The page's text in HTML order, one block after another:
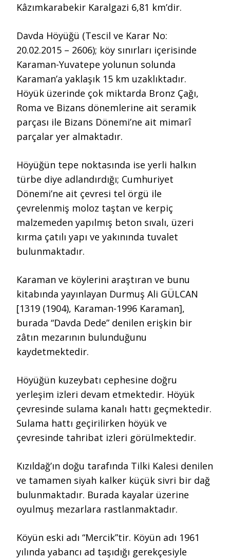
Kâzımkarabekir Karalgazi 6,81 km’dir.
Davda Höyüğü (Tescil ve Karar No:
20.02.2015 – 2606); köy sınırları içerisinde
Karaman-Yuvatepe yolunun solunda
Karaman’a yaklaşık 15 km uzaklıktadır.
Höyük üzerinde çok miktarda Bronz Çağı,
Roma ve Bizans dönemlerine ait seramik
parçası ile Bizans Dönemi’ne ait mimarî
parçalar yer almaktadır.
Höyüğün tepe noktasında ise yerli halkın
türbe diye adlandırdığı; Cumhuriyet
Dönemi’ne ait çevresi tel örgü ile
çevrelenmiş moloz taştan ve kerpiç
malzemeden yapılmış beton sıvalı, üzeri
kırma çatılı yapı ve yakınında tuvalet
bulunmaktadır.
Karaman ve köylerini araştıran ve bunu
kitabında yayınlayan Durmuş Ali GÜLCAN
[1319 (1904), Karaman-1996 Karaman],
burada “Davda Dede” denilen erişkin bir
zâtın mezarının bulunduğunu
kaydetmektedir.
Höyüğün kuzeybatı cephesine doğru
yerleşim izleri devam etmektedir. Höyük
çevresinde sulama kanalı hattı geçmektedir.
Sulama hattı geçirilirken höyük ve
çevresinde tahribat izleri görülmektedir.
Kızıldağ’ın doğu tarafında Tilki Kalesi denilen
ve tamamen siyah kalker küçük sivri bir dağ
bulunmaktadır. Burada kayalar üzerine
oyulmuş mezarlara rastlanmaktadır.
Köyün eski adı “Mercik”tir. Köyün adı 1961
yılında yabancı ad taşıdığı gerekçesiyle